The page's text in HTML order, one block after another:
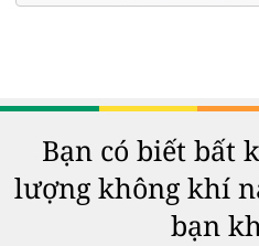
Bạn có biết bất
lượng không khí
bạn